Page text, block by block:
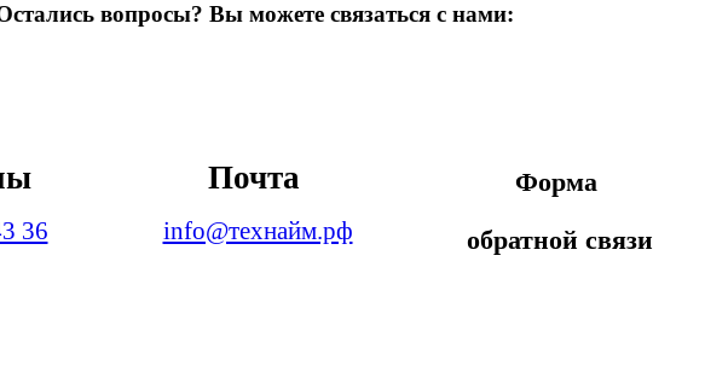
вопросы? Вы можете связаться с нами:
36
Почта
info@технайм.рф
Форма
обратной связи